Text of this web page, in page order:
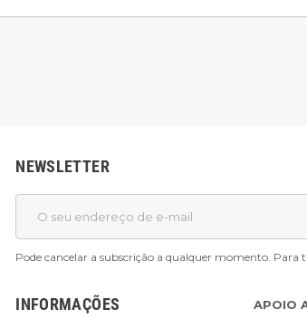
NEWSLETTER
Pode cancelar a subscrição a qualquer momento. Para
INFORMAÇÕES APOIO